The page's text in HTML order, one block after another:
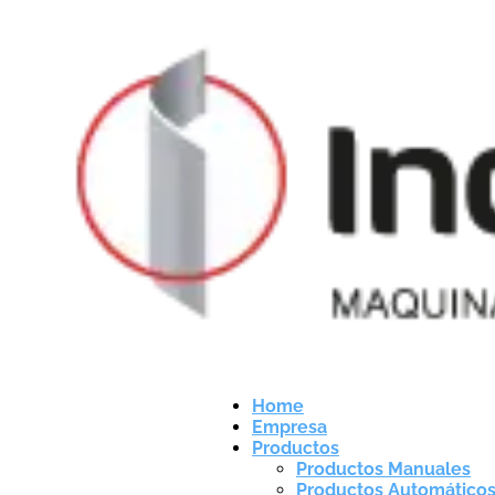
Home
Empresa
Productos
Productos Manuales
Productos Automáticos